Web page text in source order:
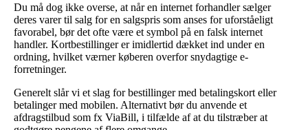
Du må dog ikke overse, at når en internet forhandler sælger
deres varer til salg for en salgspris som anses for uforståeligt
favorabel, bør det ofte være et symbol på en falsk internet
handler. Kortbestillinger er imidlertid dækket ind under en
ordning, hvilket værner køberen overfor snydagtige e-
forretninger.
Generelt slår vi et slag for bestillinger med betalingskort eller
betalinger med mobilen. Alternativt bør du anvende et
afdragstilbud som fx ViaBill, i tilfælde af at du tilstræber at